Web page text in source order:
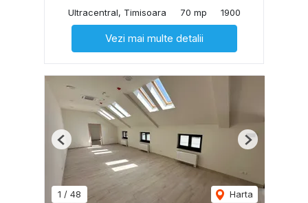
Ultracentral, Timisoara
70 mp 1900
Vezi mai multe detalii
1 / 48 Harta
Previous Next